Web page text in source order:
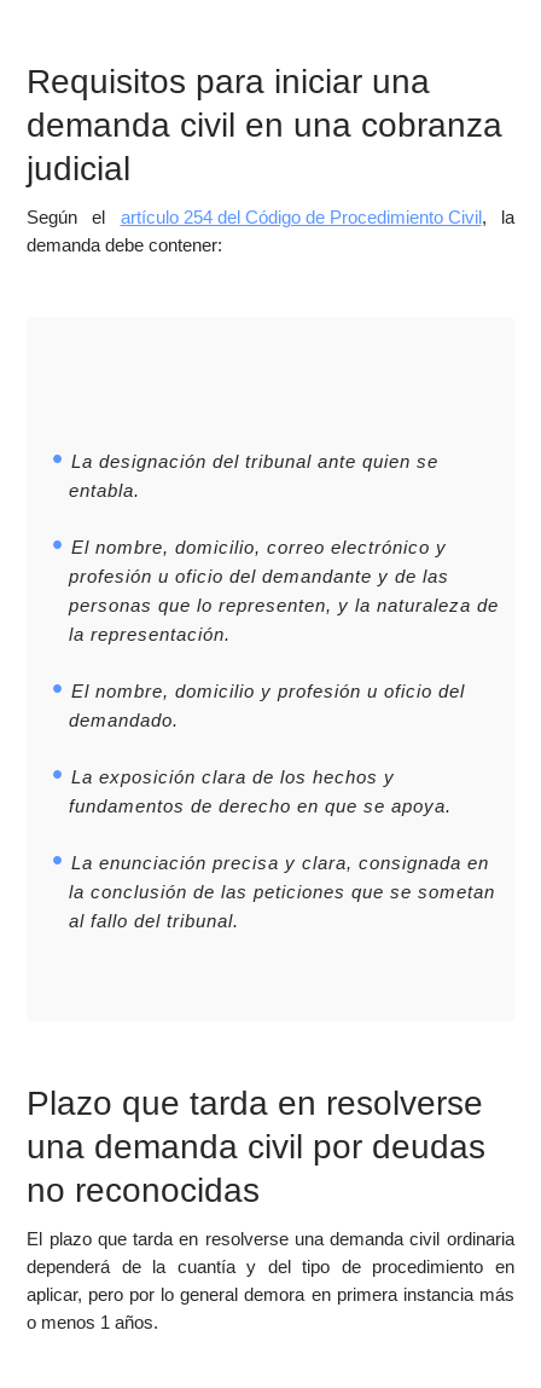
Requisitos para iniciar una
demanda civil en una cobranza
judicial
Según el artículo 254 del Código de Procedimiento Civil, la
demanda debe contener:
La designación del tribunal ante quien se
entabla.
El nombre, domicilio, correo electrónico y
profesión u oficio del demandante y de las
personas que lo representen, y la naturaleza de
la representación.
El nombre, domicilio y profesión u oficio del
demandado.
La exposición clara de los hechos y
fundamentos de derecho en que se apoya.
La enunciación precisa y clara, consignada en
la conclusión de las peticiones que se sometan
al fallo del tribunal.
Plazo que tarda en resolverse
una demanda civil por deudas
no reconocidas
El plazo que tarda en resolverse una demanda civil ordinaria
dependerá de la cuantía y del tipo de procedimiento en
aplicar, pero por lo general demora en primera instancia más
o menos 1 años.